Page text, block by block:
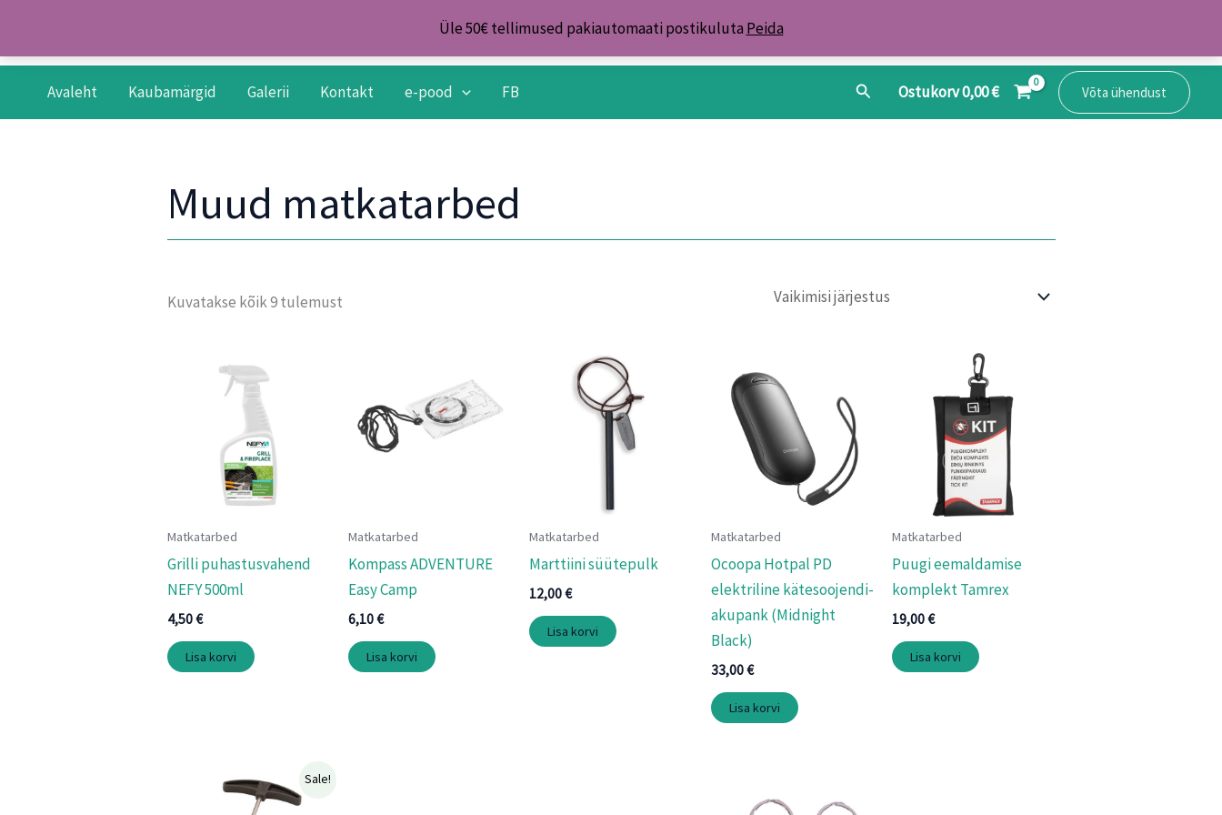
Üle 50€ tellimused pakiautomaati postikuluta Peida
content
Avaleht
Kaubamärgid Galerii Kontakt e-pood FB SearchOstukorv0,00€ Võta ühendust
Muud matkatarbed
Kuvatakse kõik 9 tulemust
Matkatarbed
Grilli puhastusvahend
NEFY 500ml
4,50€
Lisa korvi
Matkatarbed
Kompass ADVENTURE
Easy Camp
6,10€
Lisa korvi
Matkatarbed
Marttiini süütepulk
12,00€
Lisa korvi
Matkatarbed
Ocoopa Hotpal PD
elektriline kätesoojendi-
akupank (Midnight
Black)
33,00€
Lisa korvi
Matkatarbed
Puugi eemaldamise
komplekt Tamrex
19,00€
Lisa korvi
Sale!
Algne
hind
Praegune
hind
on: